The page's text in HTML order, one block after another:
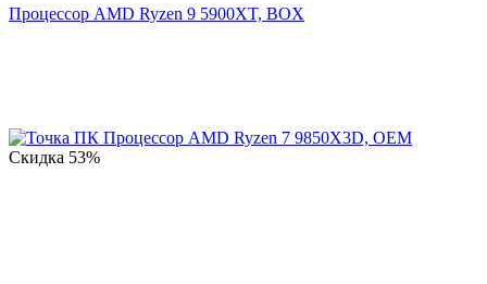
Процессор AMD Ryzen 9 5900XT, BOX
Скидка 53%